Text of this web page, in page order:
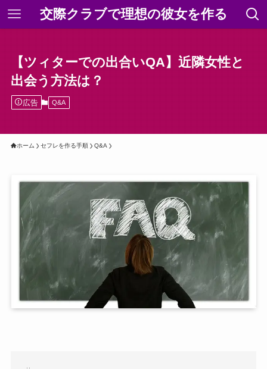
交際クラブで理想の彼女を作る
【ツィターでの出合いQA】近隣女性と
出会う方法は？
広告 Q&A
ホーム セフレを作る手順 Q&A